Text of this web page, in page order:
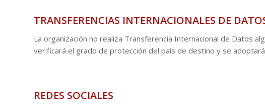
TRANSFERENCIAS INTERNACIONALES DE
La organización no realiza Transferencia Internacional de Datos
verificará el grado de protección del país de destino y se
REDES SOCIALES